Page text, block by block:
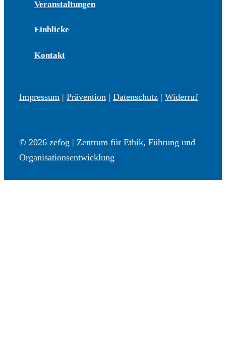
Veranstaltungen
Einblicke
Kontakt
Impressum | Prävention | Datenschutz | Widerruf
© 2026 zefog | Zentrum für Ethik, Führung und
Organisationsentwicklung